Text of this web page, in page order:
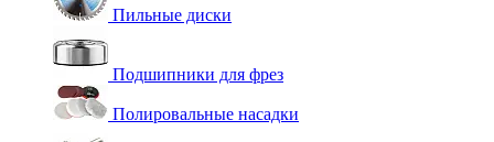
Пильные диски
Подшипники для фрез
Полировальные насадки